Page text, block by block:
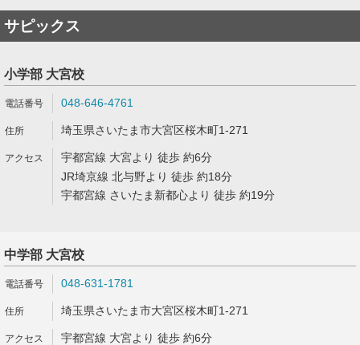
サピックス
小学部 大宮校
048-646-4761
埼玉県さいたま市大宮区桜木町1-271
宇都宮線 大宮より 徒歩 約6分
JR埼京線 北与野より 徒歩 約18分
宇都宮線 さいたま新都心より 徒歩 約19分
中学部 大宮校
048-631-1781
埼玉県さいたま市大宮区桜木町1-271
宇都宮線 大宮より 徒歩 約6分